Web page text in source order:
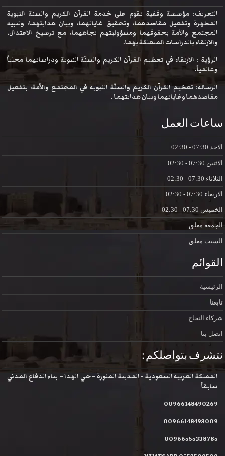
التعريف: مؤسسة وقفية تقوم على خدمة القرآن الكريم والسنة النبوية
المطهرة وتفعيل مقاصدهما، وتحقيق غاياتهما، وبيان هدايتهما، وتنبيه
المجتمع والأمة بحقوقهما ومسؤوليتهم تجاههما، مع ترسيخ الاعتدال،
والارتقاء بالدراسات المتعلقة بهما.
الرؤية : الارتقاء في تعظيم القرآن الكريم والسنّة النبوية ودراساتهما محلياً
وعالمياً.
الرسالة: تعظيم القرآن الكريم والسنّة النبوية في المجتمع والأمة، بتفعيل
مقاصدهما وغاياتهما وبيان هدايتهما .
ساعات العمل
الاحد
الاثنين
الثلاثاء
الاربعاء
الخميس
الجمعة مغلق
السبت مغلق
القوائم
الرئيسية
تابعنا
شركاء النجاح
اتصل بنا
نتشرف بتواصلكم :
المملكة العربية السعودية - المدينة المنورة – حي الهدا – بناء الدفاع المدني
سابقاً
00966148490269
00966148493009
00966555338785